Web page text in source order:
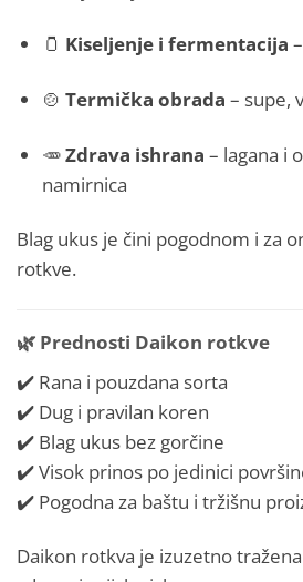
🫙 Kiseljenje i fermentacija
🍲 Termička obrada – supe,
🥕Zdrava ishrana – lagana i
namirnica
Blag ukus je čini pogodnom i za
rotkve.
🌿 Prednosti Daikon rotkve
✔️ Rana i pouzdana sorta
✔️ Dug i pravilan koren
✔️ Blag ukus bez gorčine
✔️ Visok prinos po jedinici
✔️ Pogodna za baštu i tržišnu
Daikon rotkva je izuzetno